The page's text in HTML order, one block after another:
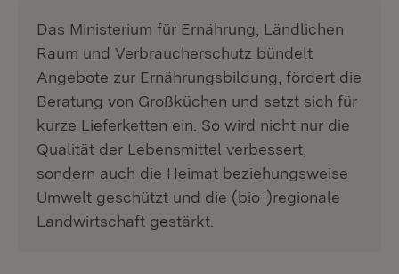
Das Ministerium für Ernährung, Ländlichen
Raum und Verbraucherschutz bündelt
Angebote zur Ernährungsbildung, fördert die
Beratung von Großküchen und setzt sich für
kurze Lieferketten ein. So wird nicht nur die
Qualität der Lebensmittel verbessert,
sondern auch die Heimat beziehungsweise
Umwelt geschützt und die (bio-)regionale
Landwirtschaft gestärkt.